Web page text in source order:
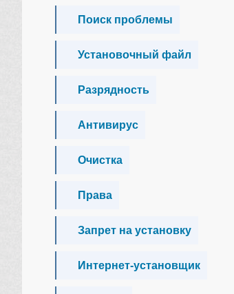
Поиск проблемы
Установочный файл
Разрядность
Антивирус
Очистка
Права
Запрет на установку
Интернет-установщик